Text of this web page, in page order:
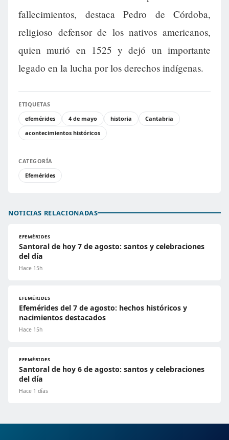
fallecimientos, destaca Pedro de Córdoba,
religioso defensor de los nativos americanos,
quien murió en 1525 y dejó un importante
legado en la lucha por los derechos indígenas.
ETIQUETAS
efemérides
4 de mayo historia
Cantabria
acontecimientos históricos
CATEGORÍA
Efemérides
NOTICIAS RELACIONADAS
EFEMÉRIDES
Santoral de hoy 7 de agosto: santos y celebraciones
del día
Hace 15h
EFEMÉRIDES
Efemérides del 7 de agosto: hechos históricos y
nacimientos destacados
Hace 15h
EFEMÉRIDES
Santoral de hoy 6 de agosto: santos y celebraciones
del día
Hace 1 días